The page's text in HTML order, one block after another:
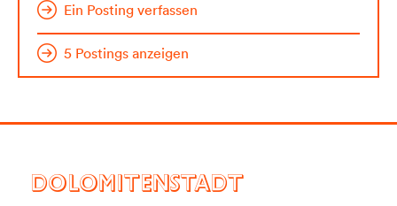
Ein Posting verfassen
5 Postings anzeigen
DOLOMITENSTADT